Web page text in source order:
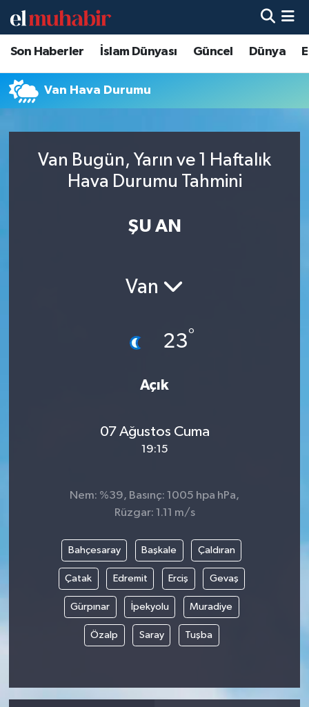
Son Haberler İslam Dünyası Güncel Dünya
Van Hava Durumu
Van Bugün, Yarın ve 1 Haftalık
Hava Durumu Tahmini
ŞU AN
Van
23°
Açık
07 Ağustos Cuma
19:15
Nem: %39, Basınç: 1005 hpa hPa,
Rüzgar: 1.11 m/s
Bahçesaray Başkale Çaldıran
Çatak Edremit Erciş Gevaş
Gürpınar İpekyolu Muradiye
Özalp Saray Tuşba
Hava Durumu
Trafik Durumu
Tüm Manşetler